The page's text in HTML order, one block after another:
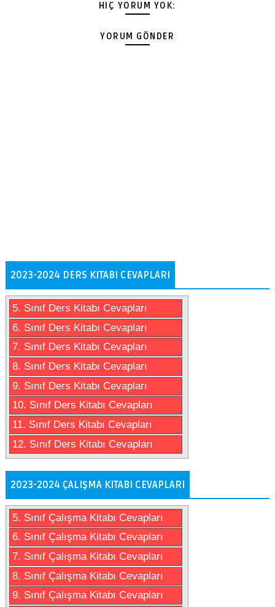
HIÇ YORUM YOK:
YORUM GÖNDER
2023-2024 DERS KITABI CEVAPLARI
5. Sınıf Ders Kitabı Cevapları
6. Sınıf Ders Kitabı Cevapları
7. Sınıf Ders Kitabı Cevapları
8. Sınıf Ders Kitabı Cevapları
9. Sınıf Ders Kitabı Cevapları
10. Sınıf Ders Kitabı Cevapları
11. Sınıf Ders Kitabı Cevapları
12. Sınıf Ders Kitabı Cevapları
2023-2024 ÇALIŞMA KITABI CEVAPLARI
5. Sınıf Çalışma Kitabı Cevapları
6. Sınıf Çalışma Kitabı Cevapları
7. Sınıf Çalışma Kitabı Cevapları
8. Sınıf Çalışma Kitabı Cevapları
9. Sınıf Çalışma Kitabı Cevapları